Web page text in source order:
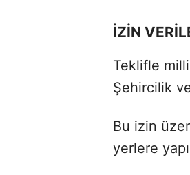
İZİN
Teklifle
Şehircilik
Bu izin
yerlere